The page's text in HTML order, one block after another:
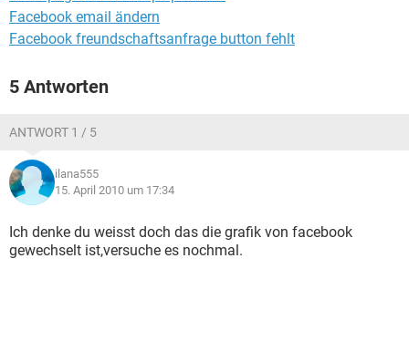
Facebook email ändern
Facebook freundschaftsanfrage button fehlt
5 Antworten
ANTWORT 1 / 5
ilana555
15. April 2010 um 17:34
Ich denke du weisst doch das die grafik von facebook
gewechselt ist,versuche es nochmal.